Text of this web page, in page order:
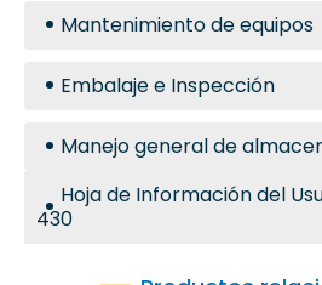
Mantenimiento de equipos
Embalaje e Inspección
Manejo general de
Hoja de Información del
430